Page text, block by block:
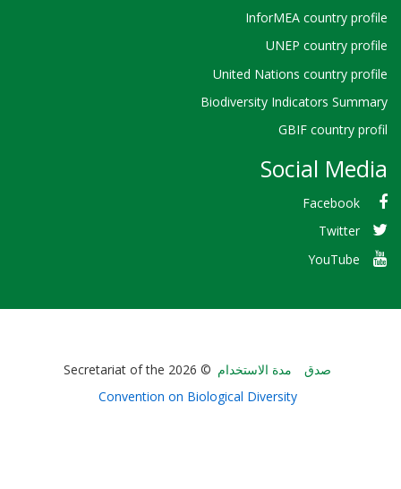
InforMEA
UNEP
United Nations
Biodiversity Indicators
GBIF
Social
Bioland
-
مدة الاستخدام © 2026 Secretariat of the
Convention on Biological Diversity